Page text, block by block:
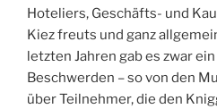
at
Hoteliers, Geschäfts- und
Kiez freuts und ganz
letzten Jahren gab es zwar
Beschwerden – so von den
über Teilnehmer, die den